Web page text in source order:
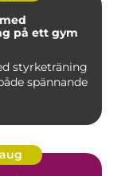
på ett gym
styrketräning
spännande